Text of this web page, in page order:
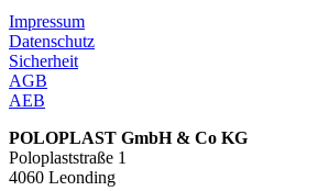
Impressum
Datenschutz
Sicherheit
AGB
AEB
POLOPLAST GmbH & Co KG
Poloplaststraße 1
4060 Leonding